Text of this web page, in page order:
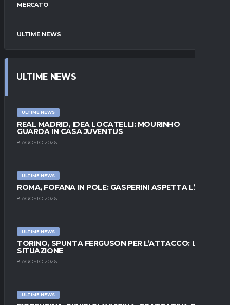
MERCATO
ULTIME NEWS
ULTIME NEWS
ULTIME NEWS
REAL MADRID, IDEA LOCATELLI: MOURINHO
GUARDA IN CASA JUVENTUS
8 AGOSTO 2026
ULTIME NEWS
ROMA, FOFANA IN POLE: GASPERINI ASPETTA L’ALA
8 AGOSTO 2026
ULTIME NEWS
TORINO, SPUNTA FERGUSON PER L’ATTACCO: LA
SITUAZIONE
8 AGOSTO 2026
ULTIME NEWS